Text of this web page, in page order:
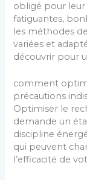
obligé pour leur
fatiguantes,
les méthodes de
variées et
découvrir pour
comment
précautions
Optimiser le
demande un
discipline
qui peuvent
l’efficacité de